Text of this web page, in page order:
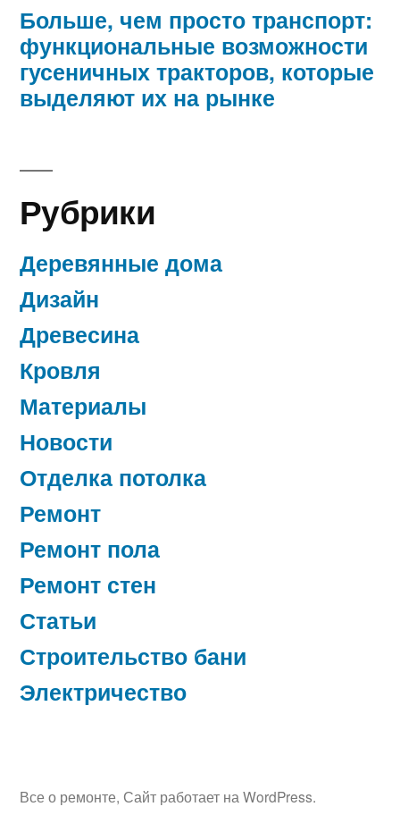
Больше, чем просто транспорт:
функциональные возможности
гусеничных тракторов, которые
выделяют их на рынке
Рубрики
Деревянные дома
Дизайн
Древесина
Кровля
Материалы
Новости
Отделка потолка
Ремонт
Ремонт пола
Ремонт стен
Статьи
Строительство бани
Электричество
Все о ремонте, Сайт работает на WordPress.